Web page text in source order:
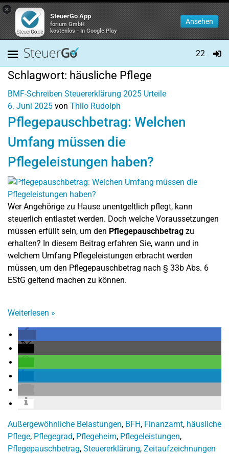
×
SteuerGo App
forium GmbH
kostenlos - In Google Play
Ansehen
22
Schlagwort: häusliche Pflege
BMF-Schreiben Steuererklärung 2025 Urteile
6. Juni 2025 von Thilo Rudolph
Pflegepauschbetrag: Welchen
Umfang müssen die
Pflegeleistungen haben?
Wer Angehörige zu Hause unentgeltlich pflegt, kann
steuerlich entlastet werden. Doch welche Voraussetzungen
müssen erfüllt sein, um den Pflegepauschbetrag zu
erhalten? In diesem Beitrag erfahren Sie, wann und in
welchem Umfang Pflegeleistungen erbracht werden
müssen, um den Pflegepauschbetrag nach § 33b Abs. 6
EStG geltend machen zu können.
Weiterlesen »
Außergewöhnliche Belastungen, BFH, Finanzamt, häusliche
Pflege, Pflegegrad, Pflegeheim, Pflegeleistungen,
Pflegepauschbetrag, Steuererklärung, Zeitaufzeichnungen